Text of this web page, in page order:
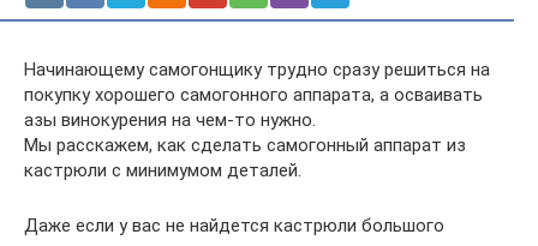
Начинающему самогонщику трудно сразу решиться на
покупку хорошего самогонного аппарата, а осваивать
азы винокурения на чем-то нужно.
Мы расскажем, как сделать самогонный аппарат из
кастрюли с минимумом деталей.
Даже если у вас не найдется кастрюли большого